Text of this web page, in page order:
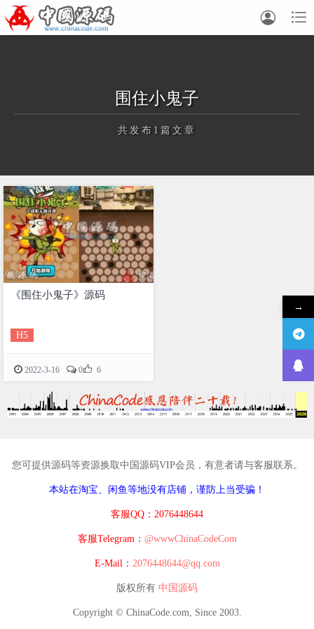


围住小鬼子
共发布1篇文章
正在为您加载新内容
《围住小鬼子》源码
H5
2022-3-16 0 6
您可提供源码等资源换取中国源码VIP会员，有意者请与客服联系。
本站在淘宝、闲鱼等地没有店铺，谨防上当受骗！
客服QQ：2076448644
客服Telegram： @wwwChinaCodeCom
E-Mail： 2076448644@qq.com
版权所有 中国源码
Copyright © ChinaCode.com, Since 2003.
→